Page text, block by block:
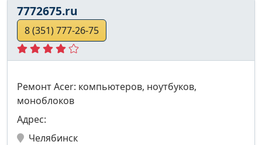
7772675.ru
8 (351) 777-26-75
Ремонт Acer: компьютеров, ноутбуков,
моноблоков
Адрес:
Челябинск